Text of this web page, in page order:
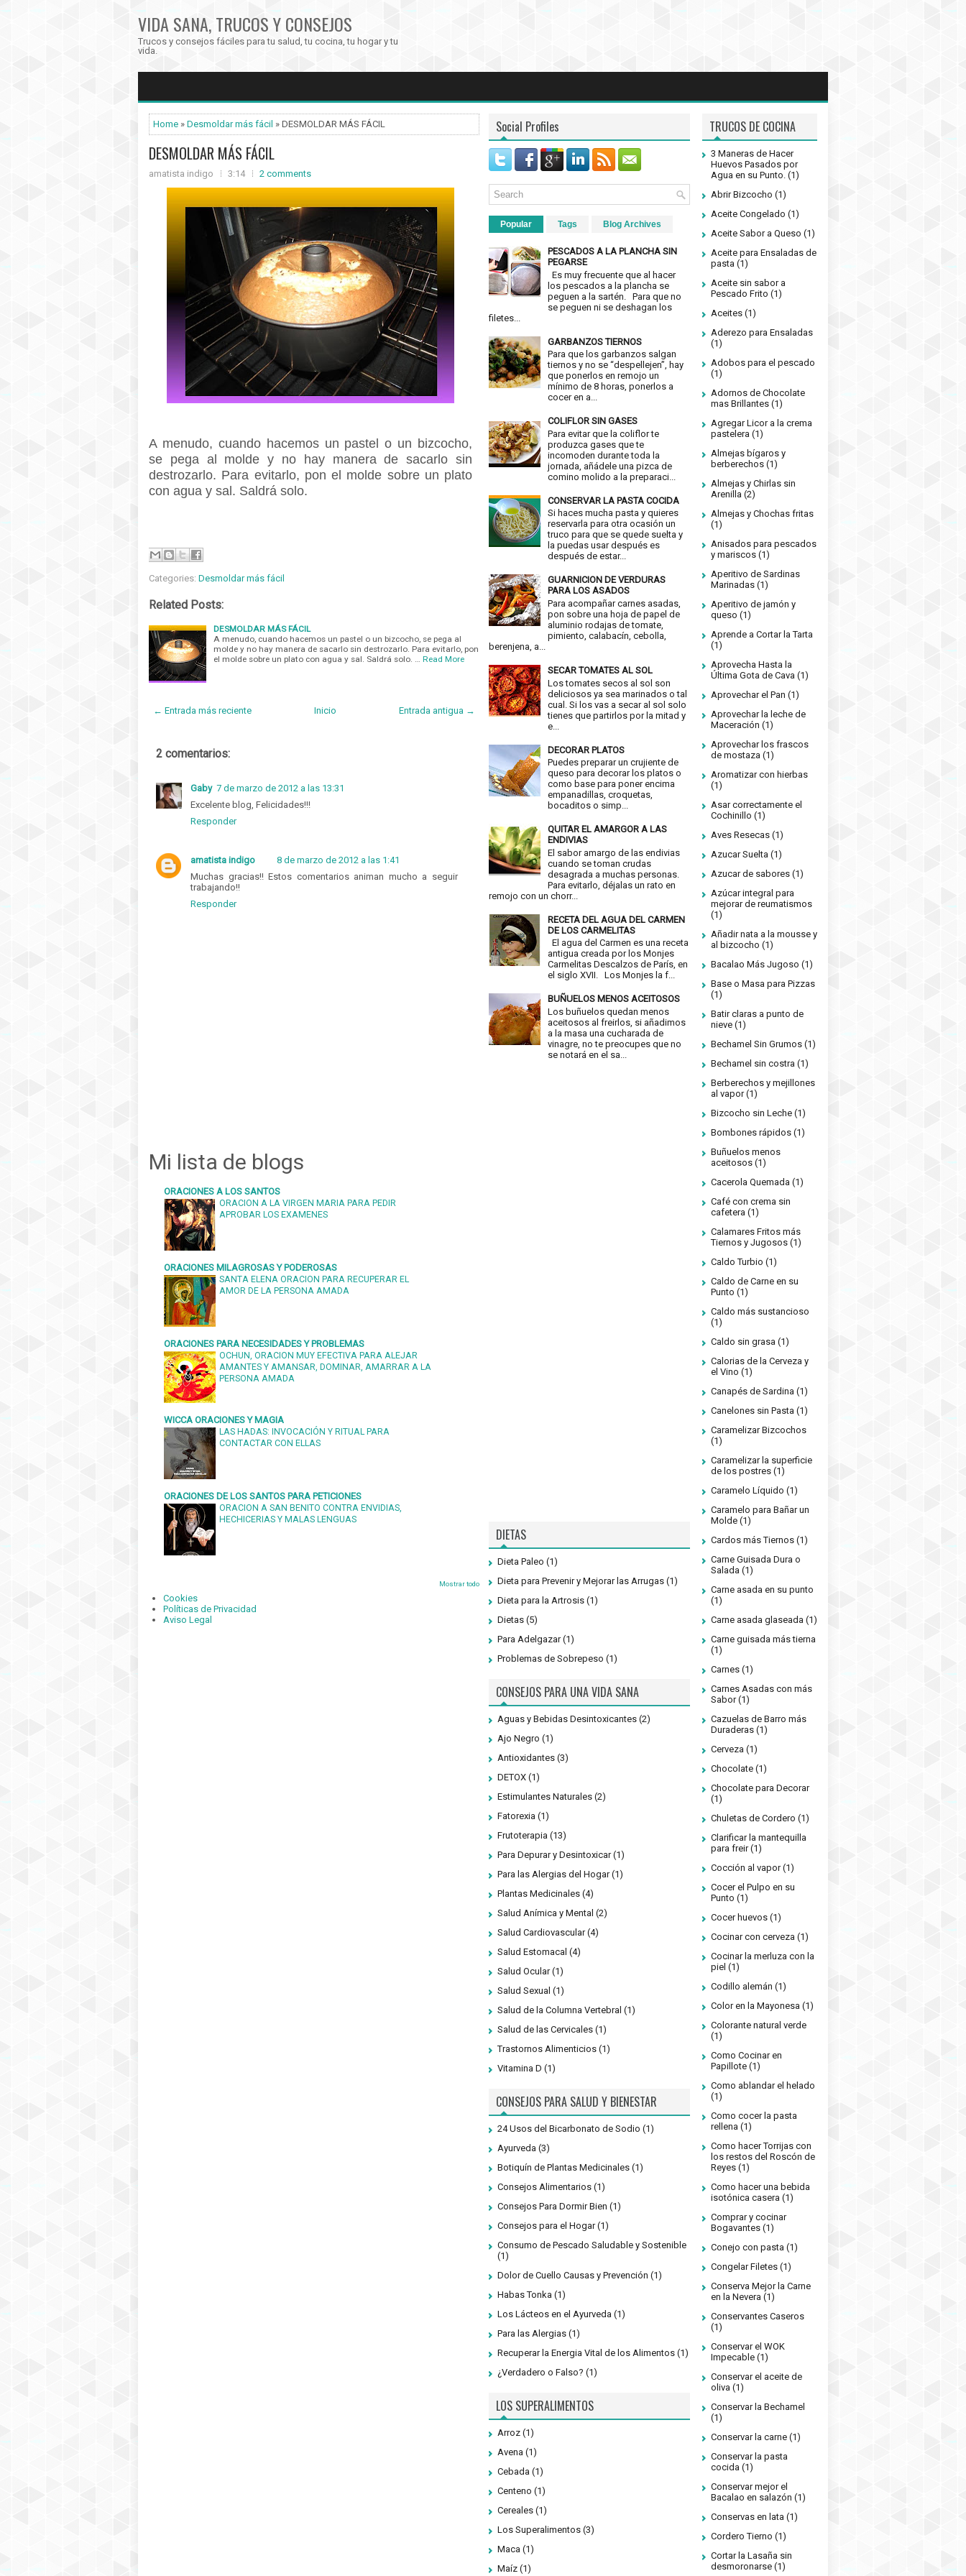
VIDA SANA, TRUCOS Y CONSEJOS
Trucos y consejos fáciles para tu salud, tu cocina, tu hogar y tu
vida.
Home » Desmoldar más fácil » DESMOLDAR MÁS FÁCIL
DESMOLDAR MÁS FÁCIL
amatista indigo 3:14 2 comments
A menudo, cuando hacemos un pastel o un bizcocho,
se pega al molde y no hay manera de sacarlo sin
destrozarlo. Para evitarlo, pon el molde sobre un plato
con agua y sal. Saldrá solo.
Categories: Desmoldar más fácil
Related Posts:
DESMOLDAR MÁS FÁCIL
A menudo, cuando hacemos un pastel o un bizcocho, se pega al
molde y no hay manera de sacarlo sin destrozarlo. Para evitarlo, pon
el molde sobre un plato con agua y sal. Saldrá solo. …
Read More
← Entrada más reciente Entrada antigua →
Inicio
2 comentarios:
Gaby 7 de marzo de 2012 a las 13:31
Excelente blog, Felicidades!!!
Responder
amatista indigo
8 de marzo de 2012 a las 1:41
Muchas gracias!! Estos comentarios animan mucho a seguir
trabajando!!
Responder
Mi lista de blogs
ORACIONES A LOS SANTOS
ORACION A LA VIRGEN MARIA PARA PEDIR
APROBAR LOS EXAMENES
ORACIONES MILAGROSAS Y PODEROSAS
SANTA ELENA ORACION PARA RECUPERAR EL
AMOR DE LA PERSONA AMADA
ORACIONES PARA NECESIDADES Y PROBLEMAS
OCHUN, ORACION MUY EFECTIVA PARA ALEJAR
AMANTES Y AMANSAR, DOMINAR, AMARRAR A LA
PERSONA AMADA
WICCA ORACIONES Y MAGIA
LAS HADAS: INVOCACIÓN Y RITUAL PARA
CONTACTAR CON ELLAS
ORACIONES DE LOS SANTOS PARA PETICIONES
ORACION A SAN BENITO CONTRA ENVIDIAS,
HECHICERIAS Y MALAS LENGUAS
Mostrar todo
Cookies
Políticas de Privacidad
Aviso Legal
Social Profiles
Popular Tags Blog Archives
PESCADOS A LA PLANCHA SIN
PEGARSE
Es muy frecuente que al hacer
los pescados a la plancha se
peguen a la sartén. Para que no
se peguen ni se deshagan los
filetes...
GARBANZOS TIERNOS
Para que los garbanzos salgan
tiernos y no se “despellejen”, hay
que ponerlos en remojo un
mínimo de 8 horas, ponerlos a
cocer en a...
COLIFLOR SIN GASES
Para evitar que la coliflor te
produzca gases que te
incomoden durante toda la
jornada, añádele una pizca de
comino molido a la preparaci...
CONSERVAR LA PASTA COCIDA
Si haces mucha pasta y quieres
reservarla para otra ocasión un
truco para que se quede suelta y
la puedas usar después es
después de estar...
GUARNICION DE VERDURAS
PARA LOS ASADOS
Para acompañar carnes asadas,
pon sobre una hoja de papel de
aluminio rodajas de tomate,
pimiento, calabacín, cebolla,
berenjena, a...
SECAR TOMATES AL SOL
Los tomates secos al sol son
deliciosos ya sea marinados o tal
cual. Si los vas a secar al sol solo
tienes que partirlos por la mitad y
e...
DECORAR PLATOS
Puedes preparar un crujiente de
queso para decorar los platos o
como base para poner encima
empanadillas, croquetas,
bocaditos o simp...
QUITAR EL AMARGOR A LAS
ENDIVIAS
El sabor amargo de las endivias
cuando se toman crudas
desagrada a muchas personas.
Para evitarlo, déjalas un rato en
remojo con un chorr...
RECETA DEL AGUA DEL CARMEN
DE LOS CARMELITAS
El agua del Carmen es una receta
antigua creada por los Monjes
Carmelitas Descalzos de París, en
el siglo XVII. Los Monjes la f...
BUÑUELOS MENOS ACEITOSOS
Los buñuelos quedan menos
aceitosos al freirlos, si añadimos
a la masa una cucharada de
vinagre, no te preocupes que no
se notará en el sa...
DIETAS
Dieta Paleo (1)
Dieta para Prevenir y Mejorar las Arrugas (1)
Dieta para la Artrosis (1)
Dietas (5)
Para Adelgazar (1)
Problemas de Sobrepeso (1)
CONSEJOS PARA UNA VIDA SANA
Aguas y Bebidas Desintoxicantes (2)
Ajo Negro (1)
Antioxidantes (3)
DETOX (1)
Estimulantes Naturales (2)
Fatorexia (1)
Frutoterapia (13)
Para Depurar y Desintoxicar (1)
Para las Alergias del Hogar (1)
Plantas Medicinales (4)
Salud Anímica y Mental (2)
Salud Cardiovascular (4)
Salud Estomacal (4)
Salud Ocular (1)
Salud Sexual (1)
Salud de la Columna Vertebral (1)
Salud de las Cervicales (1)
Trastornos Alimenticios (1)
Vitamina D (1)
CONSEJOS PARA SALUD Y BIENESTAR
24 Usos del Bicarbonato de Sodio (1)
Ayurveda (3)
Botiquín de Plantas Medicinales (1)
Consejos Alimentarios (1)
Consejos Para Dormir Bien (1)
Consejos para el Hogar (1)
Consumo de Pescado Saludable y Sostenible
(1)
Dolor de Cuello Causas y Prevención (1)
Habas Tonka (1)
Los Lácteos en el Ayurveda (1)
Para las Alergias (1)
Recuperar la Energia Vital de los Alimentos (1)
¿Verdadero o Falso? (1)
LOS SUPERALIMENTOS
Arroz (1)
Avena (1)
Cebada (1)
Centeno (1)
Cereales (1)
Los Superalimentos (3)
Maca (1)
Maíz (1)
TRUCOS DE COCINA
3 Maneras de Hacer
Huevos Pasados por
Agua en su Punto. (1)
Abrir Bizcocho (1)
Aceite Congelado (1)
Aceite Sabor a Queso (1)
Aceite para Ensaladas de
pasta (1)
Aceite sin sabor a
Pescado Frito (1)
Aceites (1)
Aderezo para Ensaladas
(1)
Adobos para el pescado
(1)
Adornos de Chocolate
mas Brillantes (1)
Agregar Licor a la crema
pastelera (1)
Almejas bígaros y
berberechos (1)
Almejas y Chirlas sin
Arenilla (2)
Almejas y Chochas fritas
(1)
Anisados para pescados
y mariscos (1)
Aperitivo de Sardinas
Marinadas (1)
Aperitivo de jamón y
queso (1)
Aprende a Cortar la Tarta
(1)
Aprovecha Hasta la
Última Gota de Cava (1)
Aprovechar el Pan (1)
Aprovechar la leche de
Maceración (1)
Aprovechar los frascos
de mostaza (1)
Aromatizar con hierbas
(1)
Asar correctamente el
Cochinillo (1)
Aves Resecas (1)
Azucar Suelta (1)
Azucar de sabores (1)
Azúcar integral para
mejorar de reumatismos
(1)
Añadir nata a la mousse y
al bizcocho (1)
Bacalao Más Jugoso (1)
Base o Masa para Pizzas
(1)
Batir claras a punto de
nieve (1)
Bechamel Sin Grumos (1)
Bechamel sin costra (1)
Berberechos y mejillones
al vapor (1)
Bizcocho sin Leche (1)
Bombones rápidos (1)
Buñuelos menos
aceitosos (1)
Cacerola Quemada (1)
Café con crema sin
cafetera (1)
Calamares Fritos más
Tiernos y Jugosos (1)
Caldo Turbio (1)
Caldo de Carne en su
Punto (1)
Caldo más sustancioso
(1)
Caldo sin grasa (1)
Calorias de la Cerveza y
el Vino (1)
Canapés de Sardina (1)
Canelones sin Pasta (1)
Caramelizar Bizcochos
(1)
Caramelizar la superficie
de los postres (1)
Caramelo Líquido (1)
Caramelo para Bañar un
Molde (1)
Cardos más Tiernos (1)
Carne Guisada Dura o
Salada (1)
Carne asada en su punto
(1)
Carne asada glaseada (1)
Carne guisada más tierna
(1)
Carnes (1)
Carnes Asadas con más
Sabor (1)
Cazuelas de Barro más
Duraderas (1)
Cerveza (1)
Chocolate (1)
Chocolate para Decorar
(1)
Chuletas de Cordero (1)
Clarificar la mantequilla
para freir (1)
Cocción al vapor (1)
Cocer el Pulpo en su
Punto (1)
Cocer huevos (1)
Cocinar con cerveza (1)
Cocinar la merluza con la
piel (1)
Codillo alemán (1)
Color en la Mayonesa (1)
Colorante natural verde
(1)
Como Cocinar en
Papillote (1)
Como ablandar el helado
(1)
Como cocer la pasta
rellena (1)
Como hacer Torrijas con
los restos del Roscón de
Reyes (1)
Como hacer una bebida
isotónica casera (1)
Comprar y cocinar
Bogavantes (1)
Conejo con pasta (1)
Congelar Filetes (1)
Conserva Mejor la Carne
en la Nevera (1)
Conservantes Caseros
(1)
Conservar el WOK
Impecable (1)
Conservar el aceite de
oliva (1)
Conservar la Bechamel
(1)
Conservar la carne (1)
Conservar la pasta
cocida (1)
Conservar mejor el
Bacalao en salazón (1)
Conservas en lata (1)
Cordero Tierno (1)
Cortar la Lasaña sin
desmoronarse (1)